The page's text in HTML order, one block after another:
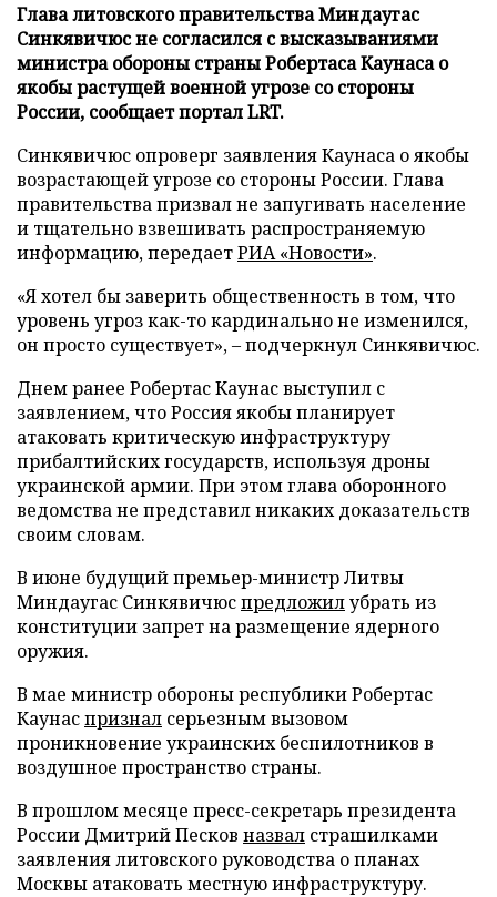
Глава литовского правительства Миндаугас
Синкявичюс не согласился с высказываниями
министра обороны страны Робертаса Каунаса о
якобы растущей военной угрозе со стороны
России, сообщает портал LRT.
Синкявичюс опроверг заявления Каунаса о якобы
возрастающей угрозе со стороны России. Глава
правительства призвал не запугивать население
и тщательно взвешивать распространяемую
информацию, передаетРИА «Новости».
«Я хотел бы заверить общественность в том, что
уровень угроз как-то кардинально не изменился,
он просто существует», – подчеркнул Синкявичюс.
Днем ранее Робертас Каунас выступил с
заявлением, что Россия якобы планирует
атаковать критическую инфраструктуру
прибалтийских государств, используя дроны
украинской армии. При этом глава оборонного
ведомства не представил никаких доказательств
своим словам.
В июне будущий премьер-министр Литвы
Миндаугас Синкявичюспредложилубрать из
конституции запрет на размещение ядерного
оружия.
В мае министр обороны республики Робертас
Каунаспризнал серьезным вызовом
проникновение украинских беспилотников в
воздушное пространство страны.
В прошлом месяце пресс-секретарь президента
России Дмитрий Песков назвал страшилками
заявления литовского руководства о планах
Москвы атаковать местную инфраструктуру.